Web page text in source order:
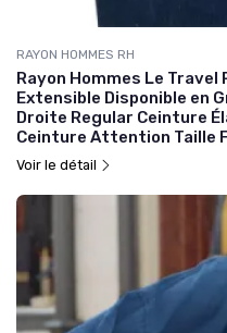
RAYON HOMMES RH
Rayon Hommes Le
Extensible Disponible en
Droite Regular Ceinture
Ceinture Attention Taille
Voir le détail